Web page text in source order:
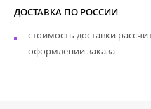
ДОСТАВКА ПО РОССИИ
стоимость доставки
оформлении заказа